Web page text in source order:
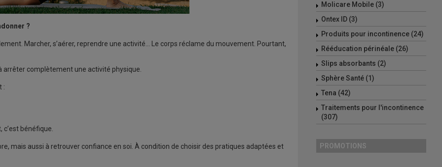
Molicare Mobile (3)
Ontex ID (3)
Produits pour incontinence (24)
Rééducation périnéale (26)
Slips absorbants (2)
Sphère Santé (1)
Tena (42)
Traitements pour l'incontinence
(307)
PROMOTIONS
?
Marcher, s’aérer, reprendre une activité… Le corps réclame du mouvement. Pourtant,
arrêter complètement une activité physique.
:
bénéfique.
mais aussi à retrouver confiance en soi. À condition de choisir des pratiques adaptées et